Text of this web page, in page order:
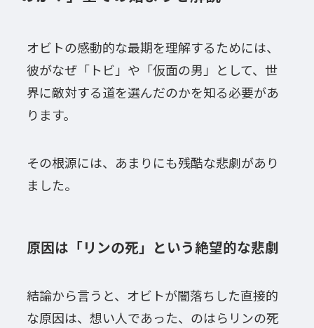
オビトの感動的な最期を理解するためには、
彼がなぜ「トビ」や「仮面の男」として、世
界に敵対する道を選んだのかを知る必要があ
ります。
その根源には、あまりにも残酷な悲劇があり
ました。
原因は「リンの死」という絶望的な悲劇
結論から言うと、オビトが闇落ちした直接的
な原因は、想い人であった、のはらリンの死